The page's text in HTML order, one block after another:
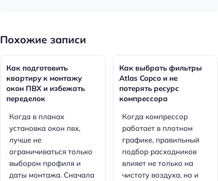
Похожие записи
Как подготовить
квартиру к монтажу
окон ПВХ и избежать
переделок
Когда в планах
установка окон пвх,
лучше не
ограничиваться только
выбором профиля и
даты монтажа. Сначала
Как выбрать фильтры
Atlas Copco и не
потерять ресурс
компрессора
Когда компрессор
работает в плотном
графике, правильный
подбор расходников
влияет не только на
чистоту воздуха, но и